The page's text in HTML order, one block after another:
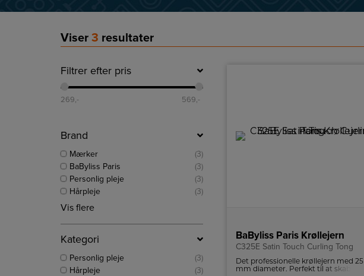
Viser 3 resultater
BaByliss Paris Krøllejern
C325E Satin Touch Curling Tong
Det professionelle krøllejern med 25
mm diameter. Perfekt til at skabe
Filtrer efter pris
269,- 569,-
Brand
Mærker
(3)
BaByliss Paris
(3)
Personlig pleje
(3)
Hårpleje
(3)
Vis flere
Kategori
Personlig pleje
(3)
Hårpleje
(3)